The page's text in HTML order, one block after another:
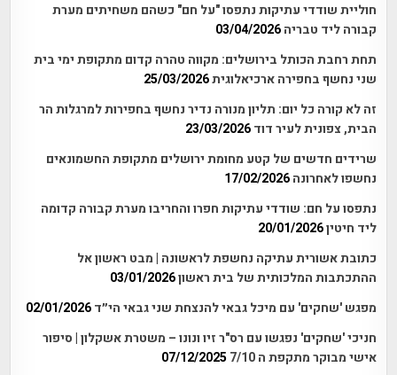
חוליית שודדי עתיקות נתפסו "על חם" כשהם משחיתים מערת
קבורה ליד טבריה 03/04/2026
תחת רחבת הכותל בירושלים: מקווה טהרה קדום מתקופת ימי בית
שני נחשף בחפירה ארכיאלוגית25/03/2026
זה לא קורה כל יום: תליון מנורה נדיר נחשף בחפירות למרגלות הר
הבית, צפונית לעיר דוד 23/03/2026
שרידים חדשים של קטע מחומת ירושלים מתקופת החשמונאים
נחשפו לאחרונה 17/02/2026
נתפסו על חם: שודדי עתיקות חפרו והחריבו מערת קבורה קדומה
ליד חיטין20/01/2026
כתובת אשורית עתיקה נחשפת לראשונה | מבט ראשון אל
ההתכתבות המלכותית של בית ראשון03/01/2026
מפגש 'שחקים' עם מיכל גבאי להנצחת שני גבאי הי״ד 02/01/2026
חניכי 'שחקים' נפגשו עם רס"ר זיו ונונו – משטרת אשקלון | סיפור
אישי מבוקר מתקפת ה 7/10
07/12/2025